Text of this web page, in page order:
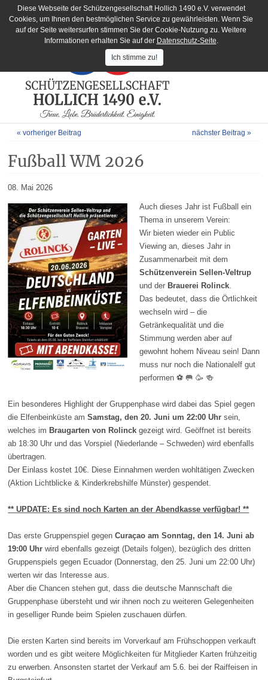
« vorheriger Beitrag nächster Beitrag »
Fußball WM 2026
08. Mai 2026
Auch dieses Jahr ist Fußball ein
Thema in unserem Verein:
Wir bieten wieder ein Public
Viewing an, dieses Jahr in
Zusammenarbeit mit dem
Schützenverein Sellen-Veltrup
und der Brauerei Rolinck.
Das bedeutet, dass die Örtlichkeit
wechseln wird – die
Getränkequalität und die
Stimmung werden aber auf
gewohnt hohem Niveau sein! Dann
muss nur noch die Nationalelf gut
performen⚽️🥅🥳 🍻
Ein besonderes Highlight der Gruppenphase wird dabei das Spiel gegen
die Elfenbeinküste amSamstag, den 20. Juni um 22:00 Uhr sein,
welches im Braugarten von Rolinck gezeigt wird. Geöffnet ist bereits
ab 18:30 Uhr und das Vorspiel (Niederlande – Schweden) wird ebenfalls
übertragen.
Der Einlass kostet 10€. Diese Einnahmen werden wohltätigen Zwecken
(Aktion Lichtblicke & Kinderkrebshilfe Münster) gespendet.
** UPDATE: Es sind noch Karten an der Abendkasse verfügbar! **
Das erste Gruppenspiel gegenCuraçao am Sonntag, den 14. Juni ab
19:00 Uhr wird ebenfalls gezeigt (Details folgen), bezüglich des dritten
Gruppenspiels gegen Ecuador (Donnerstag, den 25. Juni um 22:00 Uhr)
werten wir das Interesse aus.
Aber die Chancen stehen gut, dass die deutsche Mannschaft die
Gruppenphase übersteht und wir ihnen noch zu weiteren Gelegenheiten
in geselliger Runde beim Spielen zuschauen dürfen.
Die ersten Karten sind bereits im Vorverkauf am Frühschoppen verkauft
worden und es gibt weitere Möglichkeiten für Mitglieder Karten frühzeitig
zu erwerben. Ansonsten startet der Verkauf am 5.6. bei der Raiffeisen in
Diese Webseite der Schützengesellschaft Hollich 1490 e.V. verwendet
Cookies, um Ihnen den bestmöglichen Service zu gewährleisten. Wenn Sie
auf der Seite weitersurfen stimmen Sie der Cookie-Nutzung zu. Weitere
Informationen erhalten Sie auf der Datenschutz-Seite.
Ich stimme zu!